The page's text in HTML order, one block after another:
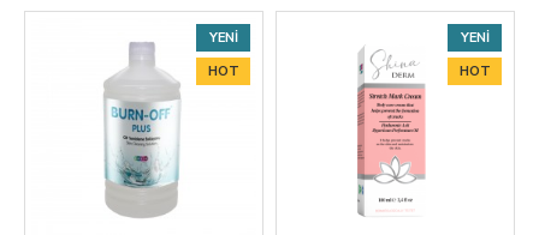
YENI
HOT
YENI
HOT